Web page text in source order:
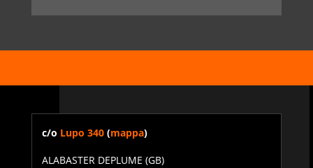
c/o Lupo 340 (mappa)
ALABASTER DEPLUME (GB)